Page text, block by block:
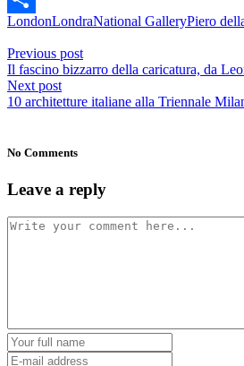
Share
LondonLondraNational GalleryPiero
Previous post
Il fascino bizzarro della caricatura, da
Next post
10 architetture italiane alla Triennale
No Comments
Leave a reply